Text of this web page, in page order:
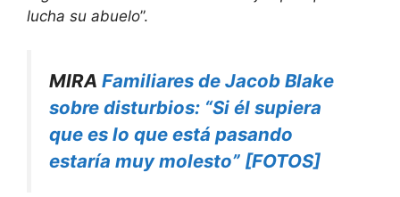
lucha su abuelo”.
MIRA Familiares de Jacob Blake
sobre disturbios: “Si él supiera
que es lo que está pasando
estaría muy molesto” [FOTOS]